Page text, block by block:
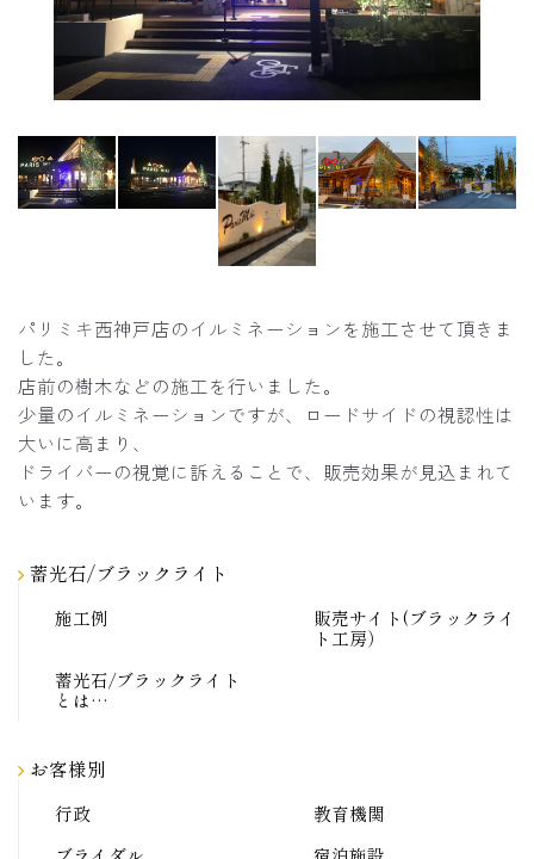
蓄光石/ブラックライト
施工例
販売サイト(ブラックライ
ト工房）
蓄光石/ブラックライト
とは…
お客様別
行政
教育機関
パリミキ西神戸店のイルミネーションを施工させて頂きま
した。
店前の樹木などの施工を行いました。
少量のイルミネーションですが、ロードサイドの視認性は
大いに高まり、
ドライバーの視覚に訴えることで、販売効果が見込まれて
います。